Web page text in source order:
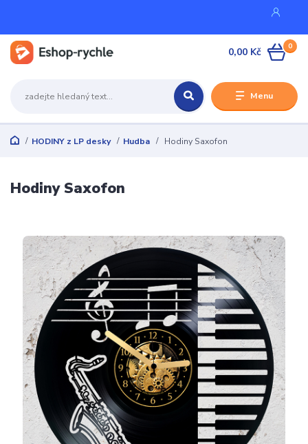
Menu
0
0,00 Kč
HODINY z LP desky Hudba Hodiny Saxofon
Hodiny Saxofon